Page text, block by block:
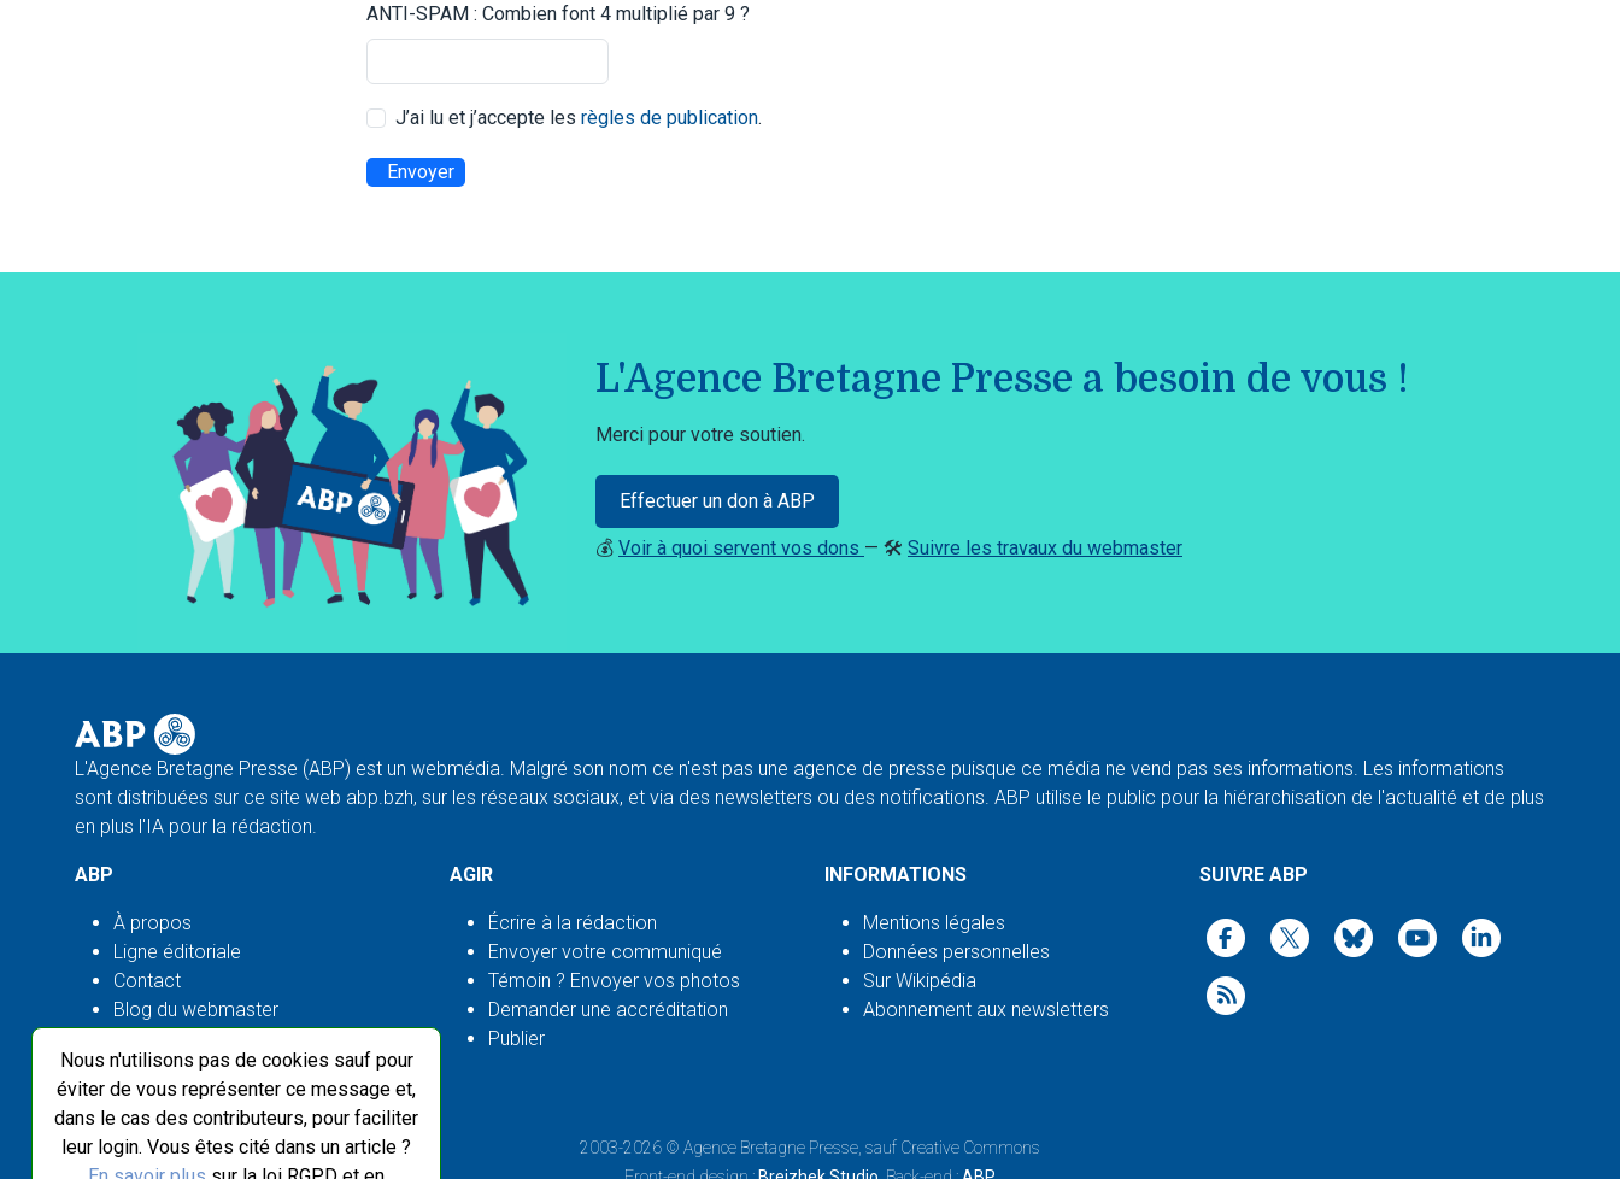
Nous n'utilisons pas de cookies sauf pour
éviter de vous représenter ce message et,
dans le cas des contributeurs, pour faciliter
leur login. Vous êtes cité dans un article ?
ANTI-SPAM : Combien font 4 multiplié par 9 ?
J’ai lu et j’accepte les règles de publication.
Envoyer
L'Agence Bretagne Presse a besoin de vous !
Merci pour votre soutien.
Effectuer un don à ABP
💰 Voir à quoi servent vos dons — 🛠️ Suivre les travaux du webmaster
L'Agence Bretagne Presse (ABP) est un webmédia. Malgré son nom ce n'est pas une agence de presse puisque ce média ne vend pas ses informations. Les informations
sont distribuées sur ce site web abp.bzh, sur les réseaux sociaux, et via des newsletters ou des notifications. ABP utilise le public pour la hiérarchisation de l'actualité et de plus
en plus l'IA pour la rédaction.
ABP
À propos
Ligne éditoriale
Contact
Blog du webmaster
AGIR
Écrire à la rédaction
Envoyer votre communiqué
Témoin ? Envoyer vos photos
Demander une accréditation
Publier
INFORMATIONS
Mentions légales
Données personnelles
Sur Wikipédia
Abonnement aux newsletters
SUIVRE ABP
2003-2026 © Agence Bretagne Presse , sauf Creative Commons